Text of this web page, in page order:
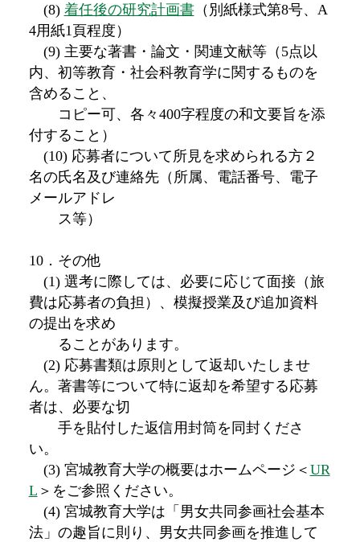
(8) 着任後の研究計画書（別紙様式第8号、A
4用紙1頁程度）
(9) 主要な著書・論文・関連文献等（5点以
内、初等教育・社会科教育学に関するものを
含めること、
コピー可、各々400字程度の和文要旨を添
付すること）
(10) 応募者について所見を求められる方２
名の氏名及び連絡先（所属、電話番号、電子
メールアドレ
ス等）
10．その他
(1) 選考に際しては、必要に応じて面接（旅
費は応募者の負担）、模擬授業及び追加資料
の提出を求め
ることがあります。
(2) 応募書類は原則として返却いたしませ
ん。著書等について特に返却を希望する応募
者は、必要な切
手を貼付した返信用封筒を同封くださ
い。
(3) 宮城教育大学の概要はホームページ＜ UR
L ＞をご参照ください。
(4) 宮城教育大学は「男女共同参画社会基本
法」の趣旨に則り、男女共同参画を推進して